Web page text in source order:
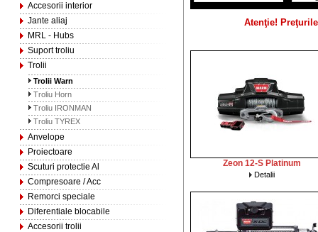
Accesorii interior
Jante aliaj
MRL - Hubs
Suport troliu
Trolii
Trolii Warn
Troliu Horn
Troliu IRONMAN
Troliu TYREX
Anvelope
Proiectoare
Scuturi protectie Al
Compresoare / Acc
Remorci speciale
Diferentiale blocabile
Accesorii trolii
Atenţie!
Zeon 12-S Platinum
Detalii